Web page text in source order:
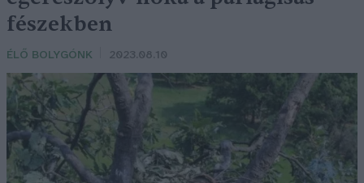
fészekben
ÉLŐ BOLYGÓNK 2023.08.10